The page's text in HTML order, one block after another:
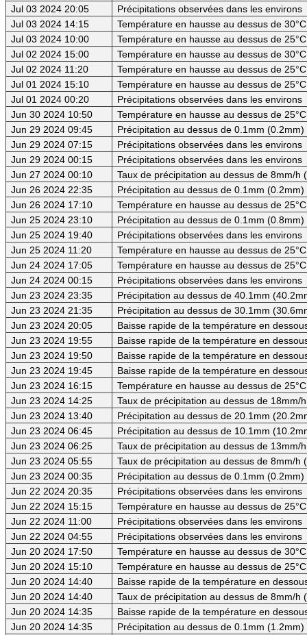
Jul 03 2024 20:05
Précipitations observées dans les environs
Jul 03 2024 14:15
Température en hausse au dessus de
Jul 03 2024 10:00
Température en hausse au dessus de
Jul 02 2024 15:00
Température en hausse au dessus de
Jul 02 2024 11:20
Température en hausse au dessus de
Jul 01 2024 15:10
Température en hausse au dessus de
Jul 01 2024 00:20
Précipitations observées dans les environs
Jun 30 2024 10:50
Température en hausse au dessus de
Jun 29 2024 09:45
Précipitation au dessus de 0.1mm
Jun 29 2024 07:15
Précipitations observées dans les environs
Jun 29 2024 00:15
Précipitations observées dans les environs
Jun 27 2024 00:10
Taux de précipitation au dessus de 8mm/h
Jun 26 2024 22:35
Précipitation au dessus de 0.1mm (0.2mm)
Jun 26 2024 17:10
Température en hausse au dessus de
Jun 25 2024 23:10
Précipitation au dessus de 0.1mm
Jun 25 2024 19:40
Précipitations observées dans les environs
Jun 25 2024 11:20
Température en hausse au dessus de
Jun 24 2024 17:05
Température en hausse au dessus de
Jun 24 2024 00:15
Précipitations observées dans les environs
Jun 23 2024 23:35
Précipitation au dessus de 40.1mm
Jun 23 2024 21:35
Précipitation au dessus de 30.1mm
Jun 23 2024 20:05
Baisse rapide de la température en
Jun 23 2024 19:55
Baisse rapide de la température en
Jun 23 2024 19:50
Baisse rapide de la température en
Jun 23 2024 19:45
Baisse rapide de la température en
Jun 23 2024 16:15
Température en hausse au dessus de
Jun 23 2024 14:25
Taux de précipitation au dessus de 18mm/
Jun 23 2024 13:40
Précipitation au dessus de 20.1mm
Jun 23 2024 06:45
Précipitation au dessus de 10.1mm
Jun 23 2024 06:25
Taux de précipitation au dessus de 13mm/
Jun 23 2024 05:55
Taux de précipitation au dessus de 8mm/h
Jun 23 2024 00:35
Précipitation au dessus de 0.1mm
Jun 22 2024 20:35
Précipitations observées dans les environs
Jun 22 2024 15:15
Température en hausse au dessus de
Jun 22 2024 11:00
Précipitations observées dans les environs
Jun 22 2024 04:55
Précipitations observées dans les environs
Jun 20 2024 17:50
Température en hausse au dessus de
Jun 20 2024 15:10
Température en hausse au dessus de
Jun 20 2024 14:40
Baisse rapide de la température en
Jun 20 2024 14:40
Taux de précipitation au dessus de 8mm/h
Jun 20 2024 14:35
Baisse rapide de la température en
Jun 20 2024 14:35
Précipitation au dessus de 0.1mm